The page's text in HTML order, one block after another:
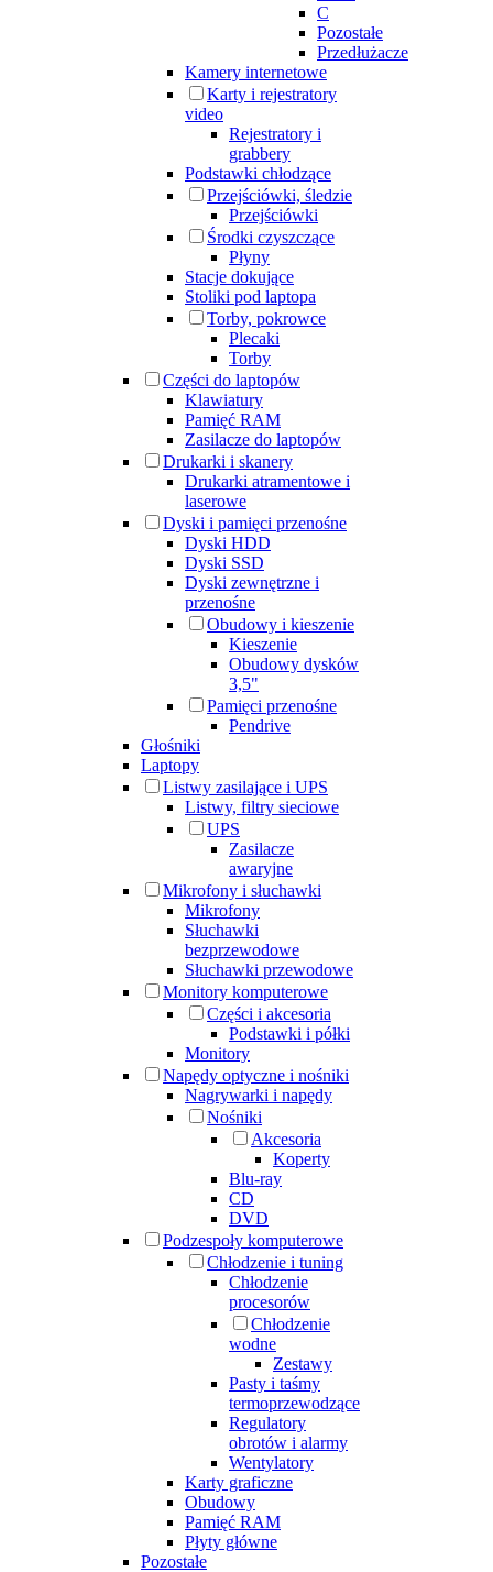
C
Pozostałe
Przedłużacze
Kamery internetowe
Karty i rejestratory
video
Rejestratory i
grabbery
Podstawki chłodzące
Przejściówki, śledzie
Przejściówki
Środki czyszczące
Płyny
Stacje dokujące
Stoliki pod laptopa
Torby, pokrowce
Plecaki
Torby
Części do laptopów
Klawiatury
Pamięć RAM
Zasilacze do laptopów
Drukarki i skanery
Drukarki atramentowe i
laserowe
Dyski i pamięci przenośne
Dyski HDD
Dyski SSD
Dyski zewnętrzne i
przenośne
Obudowy i kieszenie
Kieszenie
Obudowy dysków
3,5"
Pamięci przenośne
Pendrive
Głośniki
Laptopy
Listwy zasilające i UPS
Listwy, filtry sieciowe
UPS
Zasilacze
awaryjne
Mikrofony i słuchawki
Mikrofony
Słuchawki
bezprzewodowe
Słuchawki przewodowe
Monitory komputerowe
Części i akcesoria
Podstawki i półki
Monitory
Napędy optyczne i nośniki
Nagrywarki i napędy
Nośniki
Akcesoria
Koperty
Blu-ray
CD
DVD
Podzespoły komputerowe
Chłodzenie i tuning
Chłodzenie
procesorów
Chłodzenie
wodne
Zestawy
Pasty i taśmy
termoprzewodzące
Regulatory
obrotów i alarmy
Wentylatory
Karty graficzne
Obudowy
Pamięć RAM
Płyty główne
Pozostałe